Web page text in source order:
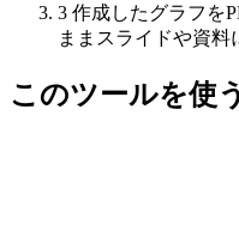
3 作成したグラフを
ままスライドや資料
このツールを使